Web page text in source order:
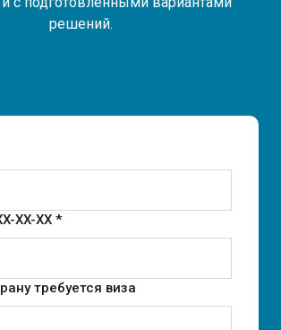
решений.
XX-XX *
требуется виза